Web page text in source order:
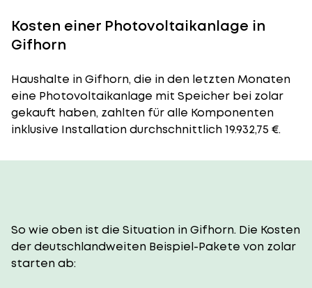
Kosten einer Photovoltaikanlage in
Gifhorn
Haushalte in Gifhorn, die in den letzten Monaten
eine Photovoltaikanlage mit Speicher bei zolar
gekauft haben, zahlten für alle Komponenten
inklusive Installation durchschnittlich 19.932,75 €.
So wie oben ist die Situation in Gifhorn. Die Kosten
der deutschlandweiten Beispiel-Pakete von zolar
starten ab: